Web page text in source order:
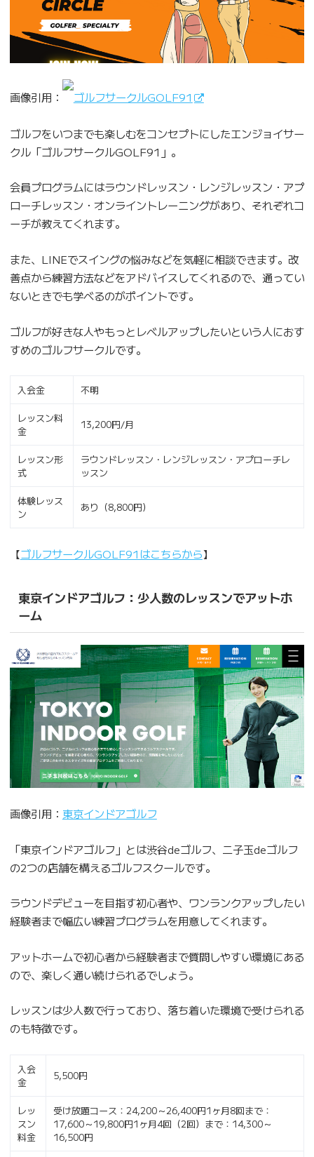
画像引用： ゴルフサークルGOLF91
ゴルフをいつまでも楽しむをコンセプトにしたエンジョイサー
クル「ゴルフサークルGOLF91」。
会員プログラムにはラウンドレッスン・レンジレッスン・アプ
ローチレッスン・オンライントレーニングがあり、それぞれコ
ーチが教えてくれます。
また、LINEでスイングの悩みなどを気軽に相談できます。改
善点から練習方法などをアドバイスしてくれるので、通ってい
ないときでも学べるのがポイントです。
ゴルフが好きな人やもっとレベルアップしたいという人におす
すめのゴルフサークルです。
入会金 不明
レッスン料
金
13,200円/月
レッスン形
式
ラウンドレッスン・レンジレッスン・アプローチレ
ッスン
体験レッス
ン
あり（8,800円）
【ゴルフサークルGOLF91はこちらから】
東京インドアゴルフ：少人数のレッスンでアットホ
ーム
画像引用： 東京インドアゴルフ
「東京インドアゴルフ」とは渋谷deゴルフ、二子玉deゴルフ
の2つの店舗を構えるゴルフスクールです。
ラウンドデビューを目指す初心者や、ワンランクアップしたい
経験者まで幅広い練習プログラムを用意してくれます。
アットホームで初心者から経験者まで質問しやすい環境にある
ので、楽しく通い続けられるでしょう。
レッスンは少人数で行っており、落ち着いた環境で受けられる
のも特徴です。
入会
金
5,500円
レッ
スン
料金
受け放題コース：24,200～26,400円1ヶ月8回まで：
17,600～19,800円1ヶ月4回（2回）まで：14,300～
16,500円